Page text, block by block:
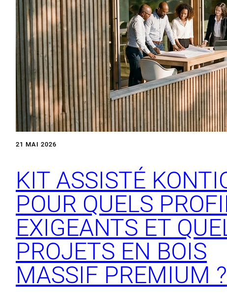
21 MAI 2026
KIT ASSISTÉ
POUR QUELS
EXIGEANTS ET
PROJETS EN BOIS
MASSIF PREMIUM ?